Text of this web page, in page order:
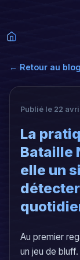
← Retour au blog
Publié le 22
La
Bataille
elle un
Au premier
un jeu de